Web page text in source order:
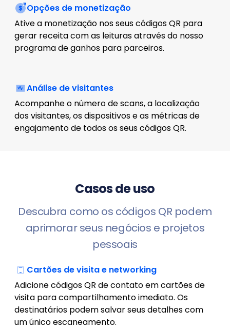
Opções de monetização
Ative a monetização nos seus códigos QR para
gerar receita com as leituras através do nosso
programa de ganhos para parceiros.
Análise de visitantes
Acompanhe o número de scans, a localização
dos visitantes, os dispositivos e as métricas de
engajamento de todos os seus códigos QR.
Casos de uso
Descubra como os códigos QR podem
aprimorar seus negócios e projetos
pessoais
Cartões de visita e networking
Adicione códigos QR de contato em cartões de
visita para compartilhamento imediato. Os
destinatários podem salvar seus detalhes com
um único escaneamento.